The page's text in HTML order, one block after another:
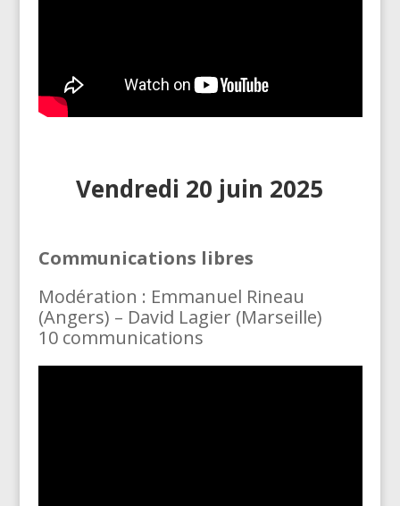
Vendredi 20 juin 2025
Communications libres
Modération : Emmanuel Rineau
(Angers) – David Lagier (Marseille)
10 communications